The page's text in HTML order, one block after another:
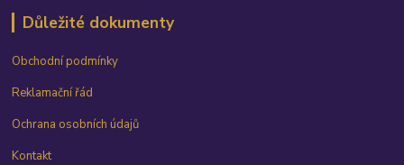
Důležité dokumenty
Obchodní podmínky
Reklamační řád
Ochrana osobních údajů
Kontakt